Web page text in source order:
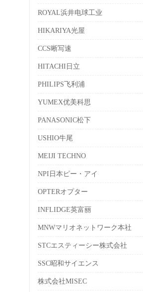
ROYAL浜井电球工业
HIKARIYA光屋
CCS晰写速
HITACHI日立
PHILIPS飞利浦
YUMEX优美科思
PANASONIC松下
USHIO牛尾
MEIJI TECHNO
NPI日本ピー・アイ
OPTERオプター
INFLIDGE英富丽
MNWマリオネットワーク本社
STCエスティーシー株式会社
SSC昭和サイエンス
株式会社MISEC